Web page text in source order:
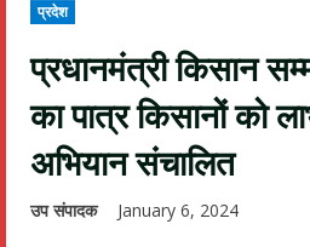
प्रदेश
प्रधानमंत्री किसान
का पात्र किसानों को
अभियान संचालित
उप संपादक January 6, 2024